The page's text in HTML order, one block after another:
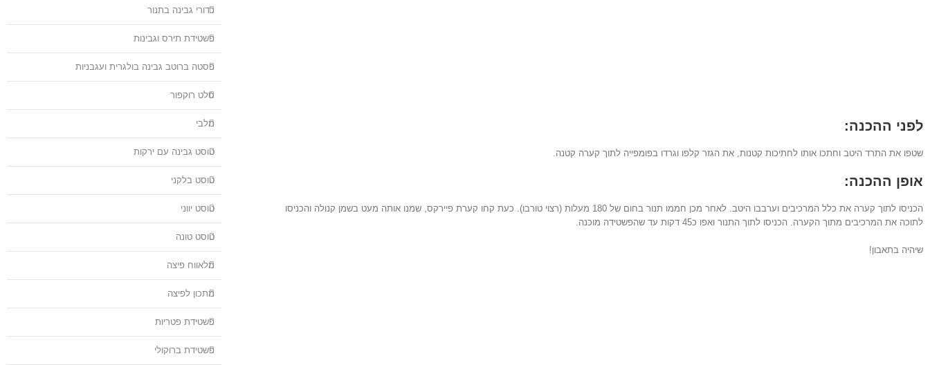
לפני ההכנה:
שטפו את התרד היטב וחתכו אותו לחתיכות קטנות, את הגזר קלפו וגרדו בפומפייה לתוך קערה קטנה.
אופן ההכנה:
הכניסו לתוך קערה את כלל המרכיבים וערבבו היטב. לאחר מכן חממו תנור בחום של 180 מעלות (רצוי טורבו). כעת קחו קערת פיירקס, שמנו אותה מעט בשמן קנולה והכניסו
לתוכה את המרכיבים מתוך הקערה. הכניסו לתוך התנור ואפו כ45 דקות עד שהפשטידה מוכנה.
שיהיה בתאבון!
כדורי גבינה בתנור
פשטידת תירס וגבינות
פסטה ברוטב גבינה בולגרית ועגבניות
סלט רוקפור
מלבי
טוסט גבינה עם ירקות
טוסט בלקני
טוסט יווני
טוסט טונה
מלאווח פיצה
מתכון לפיצה
פשטידת פטריות
פשטידת ברוקולי